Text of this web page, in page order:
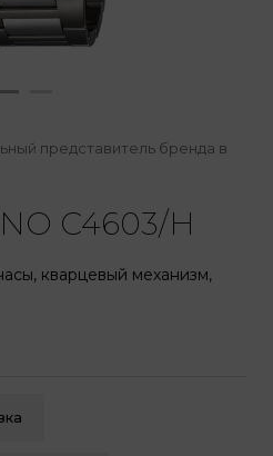
представитель бренда в
C4603/H
кварцевый механизм,